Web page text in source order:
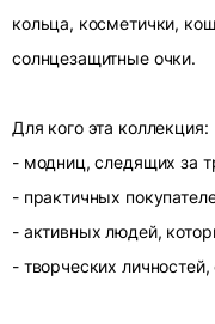
кольца, косметички,
солнцезащитные очки.
Для кого эта коллекция:
- модниц, следящих за
- практичных
- активных людей,
- творческих